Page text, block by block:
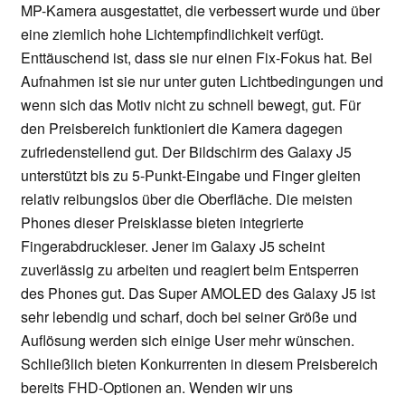
MP-Kamera ausgestattet, die verbessert wurde und über
eine ziemlich hohe Lichtempfindlichkeit verfügt.
Enttäuschend ist, dass sie nur einen Fix-Fokus hat. Bei
Aufnahmen ist sie nur unter guten Lichtbedingungen und
wenn sich das Motiv nicht zu schnell bewegt, gut. Für
den Preisbereich funktioniert die Kamera dagegen
zufriedenstellend gut. Der Bildschirm des Galaxy J5
unterstützt bis zu 5-Punkt-Eingabe und Finger gleiten
relativ reibungslos über die Oberfläche. Die meisten
Phones dieser Preisklasse bieten integrierte
Fingerabdruckleser. Jener im Galaxy J5 scheint
zuverlässig zu arbeiten und reagiert beim Entsperren
des Phones gut. Das Super AMOLED des Galaxy J5 ist
sehr lebendig und scharf, doch bei seiner Größe und
Auflösung werden sich einige User mehr wünschen.
Schließlich bieten Konkurrenten in diesem Preisbereich
bereits FHD-Optionen an. Wenden wir uns